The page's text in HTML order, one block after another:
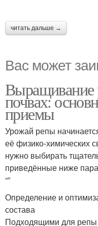
читать дальше →
Вас может
Выращивание
почвах:
приемы
Урожай репы
её физико-химических
нужно выбирать
приведённые ниже
“”
Определение и
состава
Подходящими для репы